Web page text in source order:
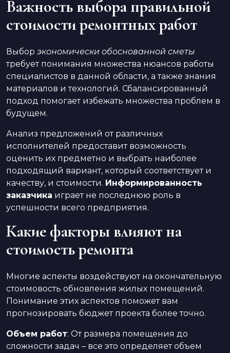
Важность выбора правильной
стоимости ремонтных работ
Выбор экономически обоснованной сметы
требует понимания множества нюансов работы
специалистов в данной области, а также знания
материалов и технологий. Сбалансированный
подход помогает избежать множества проблем в
будущем.
Анализ предложений от различных
исполнителей предоставит возможность
оценить их предметно и выбрать наиболее
подходящий вариант, который соответствует и
качеству, и стоимости. Информированность
заказчика играет не последнюю роль в
успешности всего предприятия.
Какие факторы влияют на
стоимость ремонта
Многие аспекты воздействуют на окончательную
стоимовость обновления жилых помещений.
Понимание этих аспектов поможет вам
прогнозировать бюджет проекта более точно.
Объем работ: От размера помещения до
сложности задач – все это определяет объем